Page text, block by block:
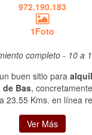
972.190.183
1Foto
completo - 10 a
buen sitio para
Bas,
23.55 Kms. en línea
Ver Más